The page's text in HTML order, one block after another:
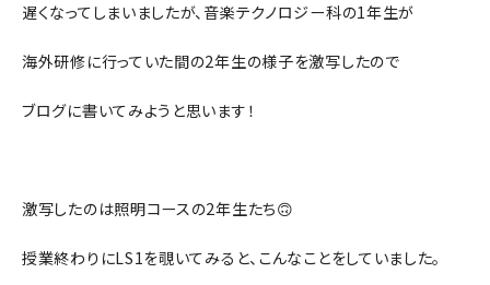
遅くなってしまいましたが、音楽テクノロジー科の1年生が
海外研修に行っていた間の2年生の様子を激写したので
ブログに書いてみようと思います！
激写したのは照明コースの2年生たち🙃
授業終わりにLS1を覗いてみると、こんなことをしていました。